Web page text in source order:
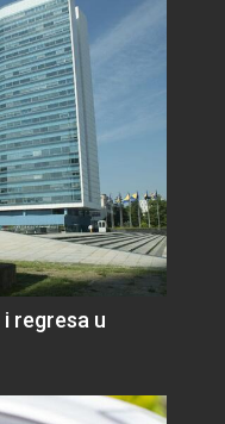
regresa u